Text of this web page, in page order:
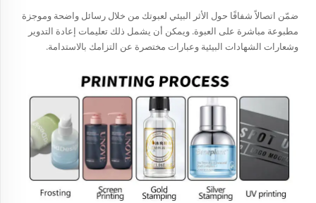
ضمّن اتصالاً شفافًا حول الأثر البيئي لعبوتك من خلال رسائل واضحة وموجزة
مطبوعة مباشرة على العبوة. ويمكن أن يشمل ذلك تعليمات إعادة التدوير
وشعارات الشهادات البيئية وعبارات مختصرة عن التزامك بالاستدامة.